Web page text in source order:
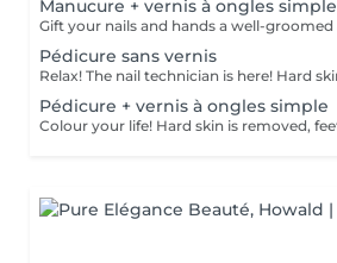
Manucure + vernis à ongles simple
Pédicure sans vernis
Pédicure + vernis à ongles simple